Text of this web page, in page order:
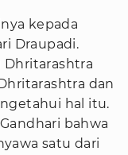
kepada
Draupadi.
Dhritarashtra
dan
hal itu.
bahwa
satu dari